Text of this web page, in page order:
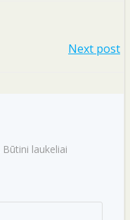
Next post
Būtini laukeliai